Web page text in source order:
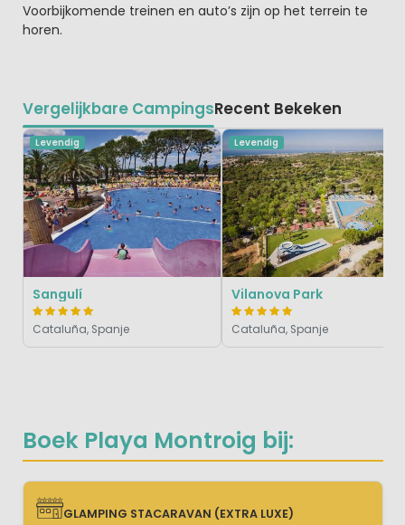
Boek Playa Montroig bij:
GLAMPING STACARAVAN (EXTRA LUXE)
Voorbijkomende treinen en auto’s zijn op het terrein te
horen.
Vergelijkbare CampingsRecent Bekeken
Levendig
Sangulí
Cataluña, Spanje
Levendig
Vilanova Park
Cataluña, Spanje